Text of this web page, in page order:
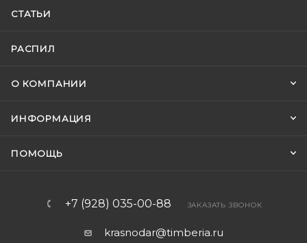
СТАТЬИ
РАСПИЛ
О КОМПАНИИ
ИНФОРМАЦИЯ
ПОМОЩЬ
+7 (928) 035-00-88 ЗАКАЗАТЬ ЗВОНОК
krasnodar@timberia.ru